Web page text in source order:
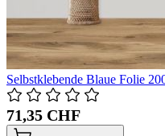
Selbstklebende Blaue Folie
71,35 CHF